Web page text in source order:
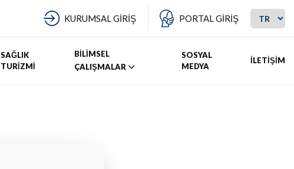
KURUMSAL GİRİŞ PORTAL GİRİŞ
SAĞLIK
TURİZMİ
BİLİMSEL
ÇALIŞMALAR
SOSYAL
MEDYA
İLETİŞİM